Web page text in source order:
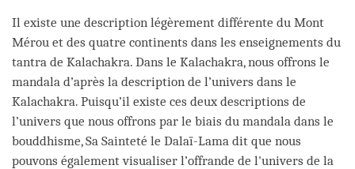
Il existe une description légèrement différente du Mont
Mérou et des quatre continents dans les enseignements du
tantra de Kalachakra. Dans le Kalachakra, nous offrons le
mandala d’après la description de l’univers dans le
Kalachakra. Puisqu’il existe ces deux descriptions de
l’univers que nous offrons par le biais du mandala dans le
bouddhisme, Sa Sainteté le Dalaï-Lama dit que nous
pouvons également visualiser l’offrande de l'univers de la